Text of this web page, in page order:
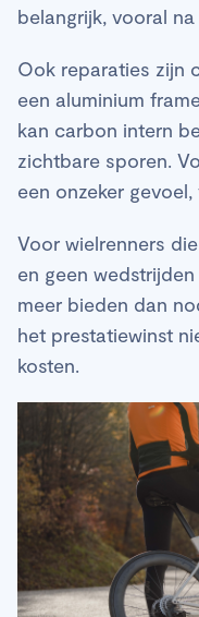
belangrijk, vooral
Ook reparaties zijn
een aluminium
kan carbon intern
zichtbare sporen.
een onzeker
Voor wielrenners
en geen
meer bieden dan
het prestatiewinst
kosten.